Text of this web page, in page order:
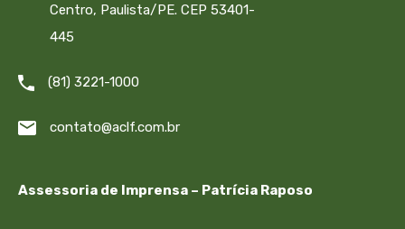
Centro, Paulista/PE. CEP 53401-
445
(81) 3221-1000
contato@aclf.com.br
Assessoria de Imprensa – Patrícia Raposo